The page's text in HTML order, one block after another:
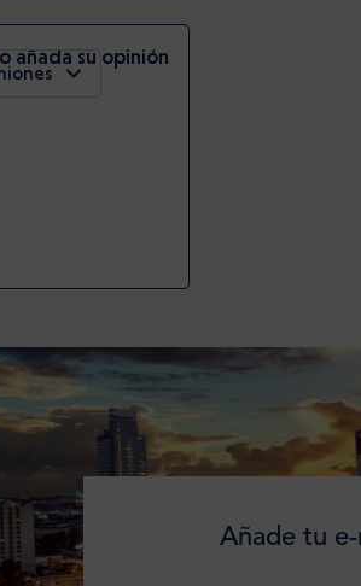
añada su opinión
Añade tu